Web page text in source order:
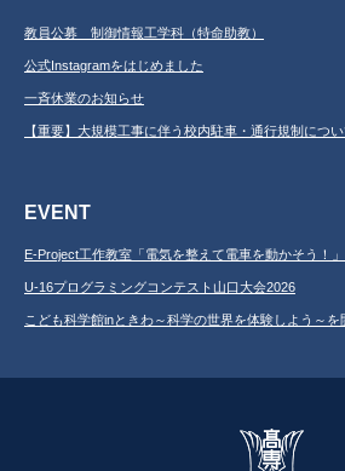
教員公募 制御情報工学科（特命助教）
公式Instagramをはじめました
一斉休業のお知らせ
【重要】大規模工事に伴う校内駐車・通行規制につい
EVENT
E-Project工作教室「電気を整えて電車を動かそう！
U-16プログラミングコンテスト山口大会2026
こども科学館inときわ～科学の世界を体験しよう～を